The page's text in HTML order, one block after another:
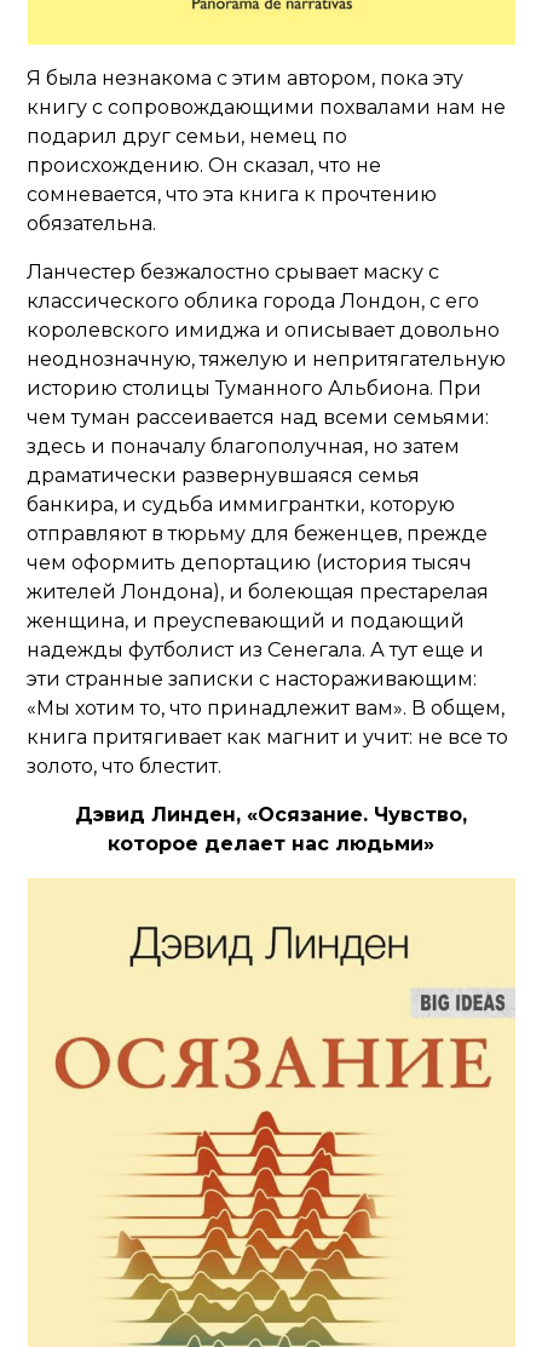
Я была незнакома с этим автором, пока эту
книгу с сопровождающими похвалами нам не
подарил друг семьи, немец по
происхождению. Он сказал, что не
сомневается, что эта книга к прочтению
обязательна.
Ланчестер безжалостно срывает маску с
классического облика города Лондон, с его
королевского имиджа и описывает довольно
неоднозначную, тяжелую и непритягательную
историю столицы Туманного Альбиона. При
чем туман рассеивается над всеми семьями:
здесь и поначалу благополучная, но затем
драматически развернувшаяся семья
банкира, и судьба иммигрантки, которую
отправляют в тюрьму для беженцев, прежде
чем оформить депортацию (история тысяч
жителей Лондона), и болеющая престарелая
женщина, и преуспевающий и подающий
надежды футболист из Сенегала. А тут еще и
эти странные записки с настораживающим:
«Мы хотим то, что принадлежит вам». В общем,
книга притягивает как магнит и учит: не все то
золото, что блестит.
Дэвид Линден, «Осязание. Чувство,
которое делает нас людьми»